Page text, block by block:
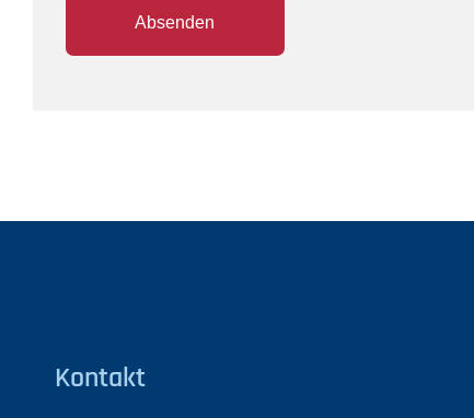
Absenden
Kontakt